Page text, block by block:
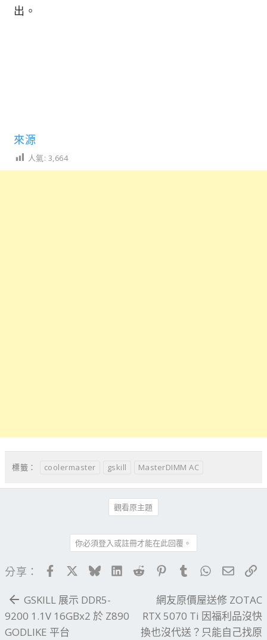
出。
來源
人氣: 3,664
標籤： coolermaster gskill MasterDIMM AC
觀看原主題
你必須登入或註冊才能在此回覆。
分享： FacebookBlueskyLinkedIn
Reddit PinterestTumblrWhatsApp
電子
GSKILL 展示 DDR5-
9200 1.1V 16GBx2 於 Z890
GODLIKE 平台
網友原價屋送修 ZOTAC
RTX 5070 Ti 因福利品沒快
換也沒代送？只能自己找原